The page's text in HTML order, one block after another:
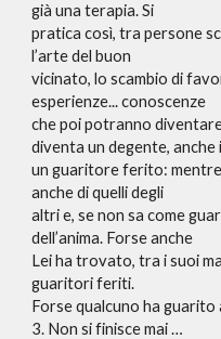
già una terapia. Si
pratica così, tra persone
l’arte del buon
vicinato, lo scambio di
esperienze... conoscenze
che poi potranno
diventa un degente, anche
un guaritore ferito: mentre
anche di quelli degli
altri e, se non sa come
dell’anima. Forse anche
Lei ha trovato, tra i suoi
guaritori feriti.
Forse qualcuno ha guarito
3. Non si finisce mai …